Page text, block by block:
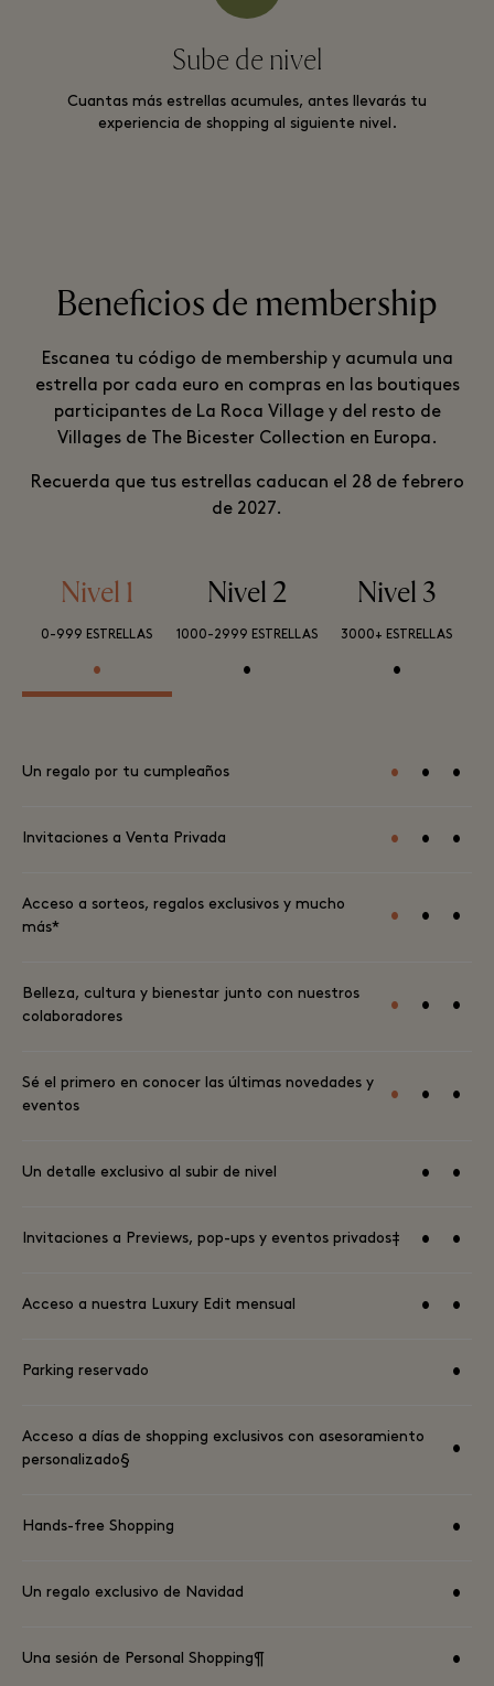
Sube de nivel
Cuantas más estrellas acumules, antes llevarás tu
experiencia de shopping al siguiente nivel.
Beneficios de membership
Escanea tu código de membership y acumula una
estrella por cada euro en compras en las boutiques
participantes de La Roca Village y del resto de
Villages de The Bicester Collection en Europa.
Recuerda que tus estrellas caducan el 28 de febrero
de 2027.
Nivel 1
0-999 ESTRELLAS
•
Nivel 2
1000-2999 ESTRELLAS
•
Nivel 3
3000+ ESTRELLAS
•
Un regalo por tu cumpleaños • • •
Invitaciones a Venta Privada • • •
Acceso a sorteos, regalos exclusivos y mucho
más*
• • •
Belleza, cultura y bienestar junto con nuestros
colaboradores
• • •
Sé el primero en conocer las últimas novedades y
eventos
• • •
Un detalle exclusivo al subir de nivel • •
Invitaciones a Previews, pop-ups y eventos privados‡ • •
Acceso a nuestra Luxury Edit mensual • •
Parking reservado •
Acceso a días de shopping exclusivos con asesoramiento
personalizado§
•
Hands-free Shopping •
Un regalo exclusivo de Navidad •
Una sesión de Personal Shopping¶ •